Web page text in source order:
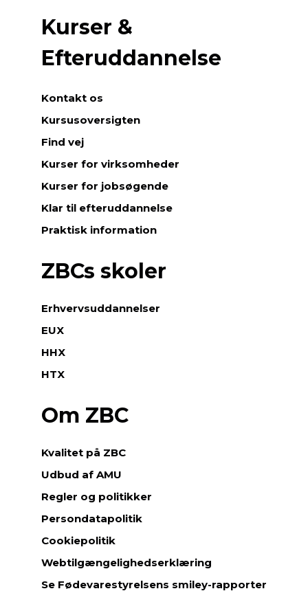
Kurser &
Efteruddannelse
Kontakt os
Kursusoversigten
Find vej
Kurser for virksomheder
Kurser for jobsøgende
Klar til efteruddannelse
Praktisk information
ZBCs skoler
Erhvervsuddannelser
EUX
HHX
HTX
Om ZBC
Kvalitet på ZBC
Udbud af AMU
Regler og politikker
Persondatapolitik
Cookiepolitik
Webtilgængelighedserklæring
Se Fødevarestyrelsens smiley-rapporter